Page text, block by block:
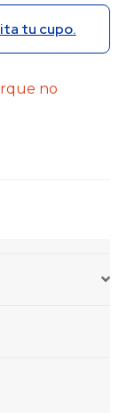
tu cupo.
no